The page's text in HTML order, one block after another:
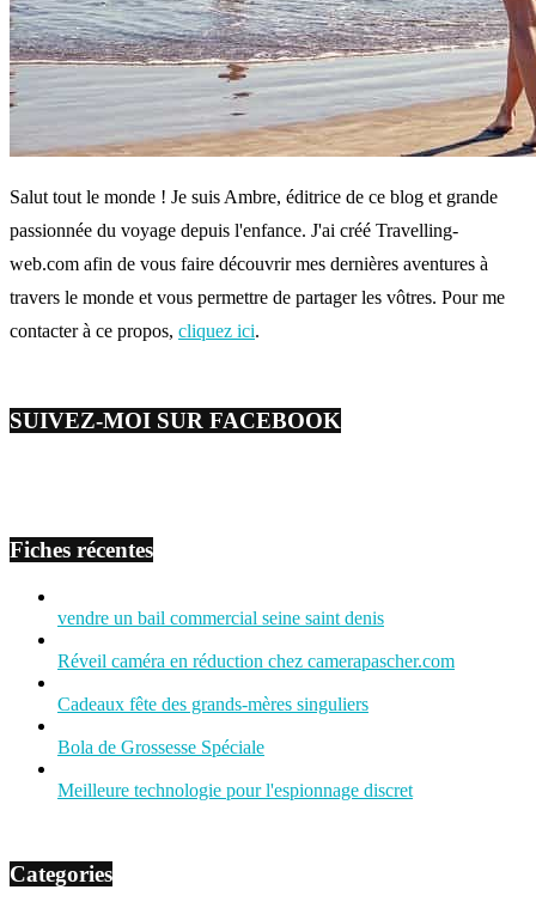
Salut tout le monde ! Je suis Ambre, éditrice de ce blog et grande
passionnée du voyage depuis l'enfance. J'ai créé Travelling-
web.com afin de vous faire découvrir mes dernières aventures à
travers le monde et vous permettre de partager les vôtres. Pour me
contacter à ce propos, cliquez ici.
SUIVEZ-MOI SUR FACEBOOK
Fiches récentes
vendre un bail commercial seine saint denis
Réveil caméra en réduction chez camerapascher.com
Cadeaux fête des grands-mères singuliers
Bola de Grossesse Spéciale
Meilleure technologie pour l'espionnage discret
Categories